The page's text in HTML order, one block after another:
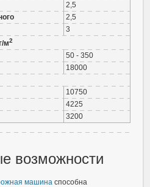
2,5
2,5
3
м2
50 - 350
18000
10750
4225
3200
возможности
машина способна